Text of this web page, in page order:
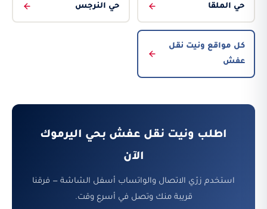
حي الملقا حي النرجس
كل مواقع ونيت نقل
عفش
اطلب ونيت نقل عفش بحي اليرموك
الآن
استخدم زرّي الاتصال والواتساب أسفل الشاشة — فرقنا
قريبة منك وتصل في أسرع وقت.